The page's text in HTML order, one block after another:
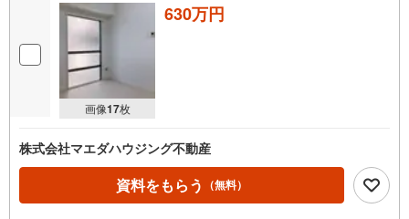
画像17枚
630万円
株式会社マエダハウジング不動産
資料をもらう （無料）